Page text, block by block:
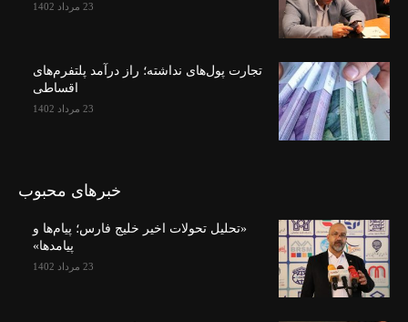
23 مرداد 1402
تجارت پول‌های نداشته؛ راز درآمد پلتفرم‌های
اقساطی
23 مرداد 1402
خبرهای محبوب
«تحلیل تحولات اخیر خلیج فارس؛ پیام‌ها و
پیامدها»
23 مرداد 1402